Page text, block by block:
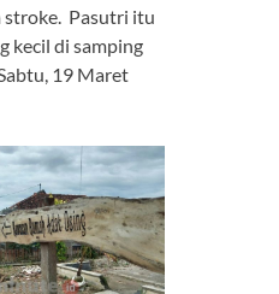
stroke. Pasutri itu
kecil di samping
19 Maret